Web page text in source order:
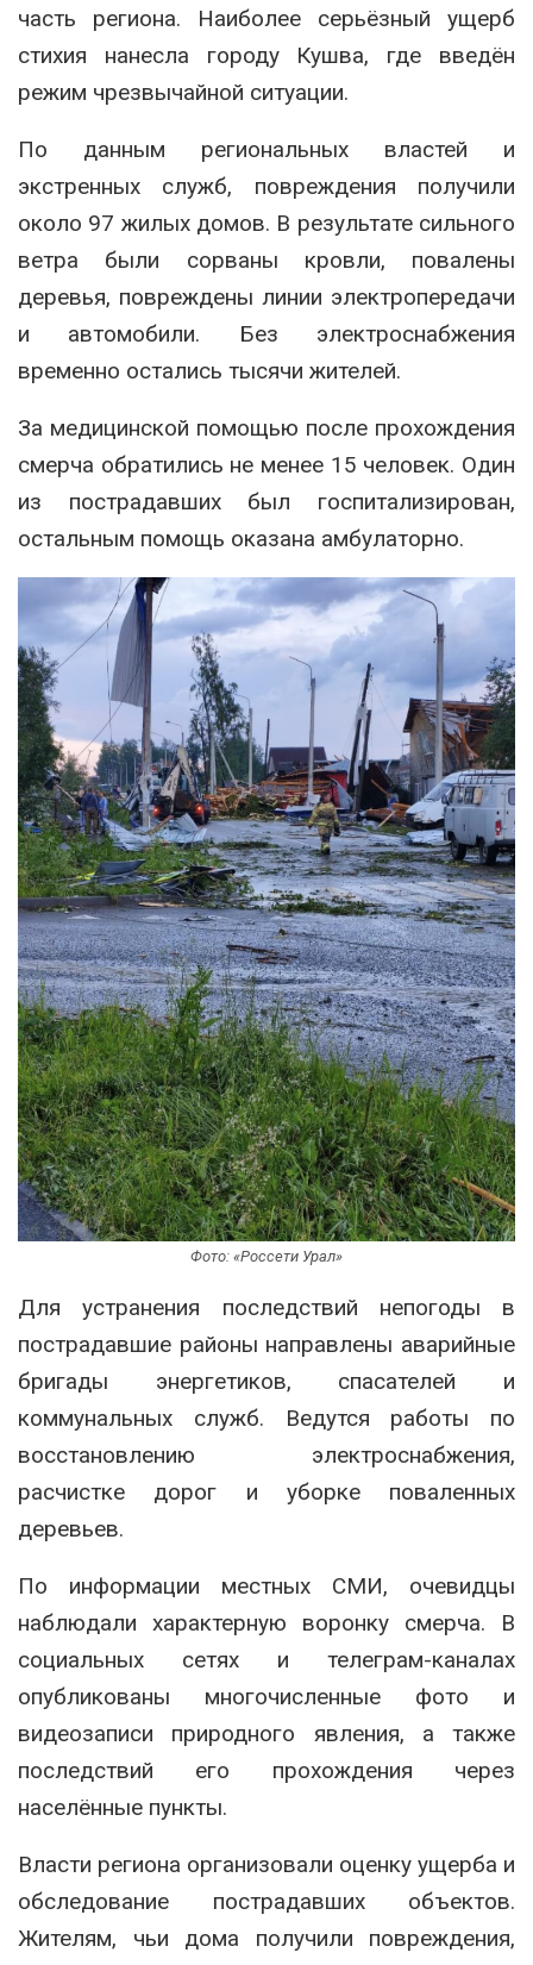
часть региона. Наиболее серьёзный ущерб
стихия нанесла городу Кушва, где введён
режим чрезвычайной ситуации.
По данным региональных властей и
экстренных служб, повреждения получили
около 97 жилых домов. В результате сильного
ветра были сорваны кровли, повалены
деревья, повреждены линии электропередачи
и автомобили. Без электроснабжения
временно остались тысячи жителей.
За медицинской помощью после прохождения
смерча обратились не менее 15 человек. Один
из пострадавших был госпитализирован,
остальным помощь оказана амбулаторно.
Фото: «Россети Урал»
Для устранения последствий непогоды в
пострадавшие районы направлены аварийные
бригады энергетиков, спасателей и
коммунальных служб. Ведутся работы по
восстановлению электроснабжения,
расчистке дорог и уборке поваленных
деревьев.
По информации местных СМИ, очевидцы
наблюдали характерную воронку смерча. В
социальных сетях и телеграм-каналах
опубликованы многочисленные фото и
видеозаписи природного явления, а также
последствий его прохождения через
населённые пункты.
Власти региона организовали оценку ущерба и
обследование пострадавших объектов.
Жителям, чьи дома получили повреждения,